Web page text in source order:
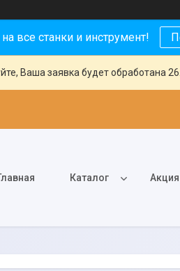
все станки и инструмент!
Ваша заявка будет обработана
Каталог Акция